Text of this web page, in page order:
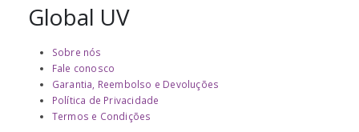
Global UV
Sobre nós
Fale conosco
Garantia, Reembolso e Devoluções
Política de Privacidade
Termos e Condições